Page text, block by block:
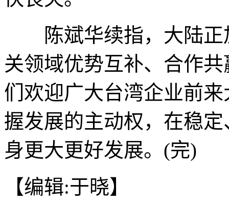
陈斌华续指，大陆正
关领域优势互补、合作
们欢迎广大台湾企业前
握发展的主动权，在稳
身更大更好发展。(完)
【编辑:于晓】